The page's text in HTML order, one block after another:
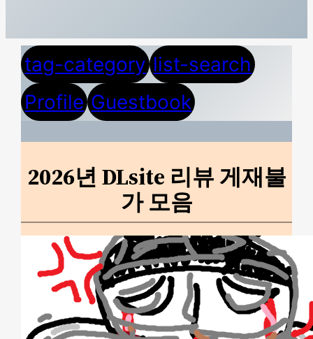
tag-category list-search
Profile Guestbook
2026년 DLsite 리뷰 게재불
가 모음